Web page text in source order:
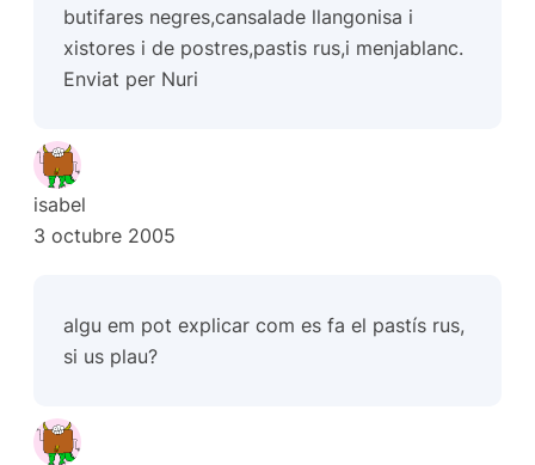
butifares negres,cansalade llangonisa i
xistores i de postres,pastis rus,i menjablanc.
Enviat per Nuri
isabel
3 octubre 2005
algu em pot explicar com es fa el pastís rus,
si us plau?